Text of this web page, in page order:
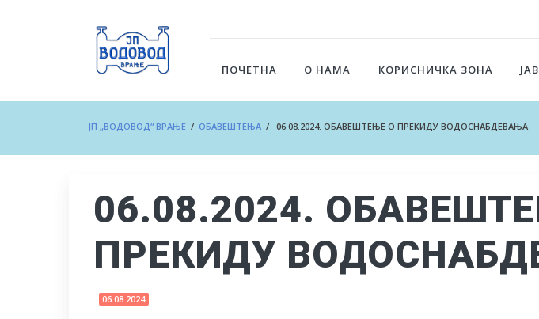
ПОЧЕТНА О НАМА КОРИСНИЧКА ЗОНА
ЈП „ВОДОВОД“ ВРАЊЕ / ОБАВЕШТЕЊА / 06.08.2024. ОБАВЕШТЕЊЕ О ПРЕКИДУ ВОДОСНАБДЕВАЊА
06.08.2024.
ПРЕКИДУ
06.08.2024